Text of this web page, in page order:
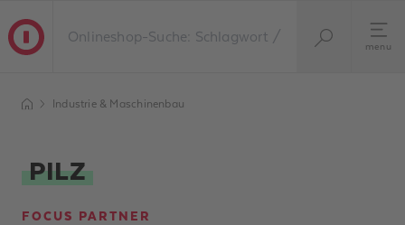
menu
Industrie & Maschinenbau
PILZ
FOCUS PARTNER